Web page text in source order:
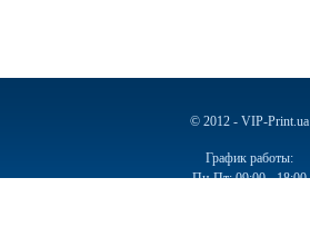
© 2012 - VIP-Print.ua
График работы:
Пн-Пт: 09:00 - 18:00